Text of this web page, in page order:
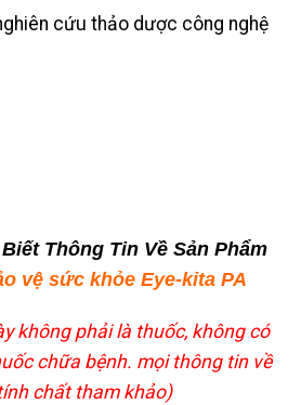
cứu thảo dược công nghệ
Thông Tin Về Sản Phẩm
vệ sức khỏe Eye-kita PA
không phải là thuốc, không có
chữa bệnh. mọi thông tin về
chất tham khảo)